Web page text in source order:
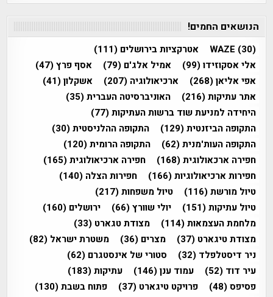
הנושאים החמים!
WAZE (30) אטרקציות בירושלים (111)
אלי אסקוזידו(99) אמיל אלג'ם (79) אסף פרץ(47)
אפי אליאן(268) ארכיאולוגיה (207) אשקלון(41)
אתר עתיקות(216) האוניברסיטה העברית(35)
היחידה למניעת שוד ברשות העתיקות(77)
התקופה הביזנטית(129) התקופה ההלניסטית(30)
התקופה העות'מנית(62) התקופה הרומית(120)
חפירה ארכאולוגית(168) חפירה ארכיאולוגית(165)
חפירות ארכיאולוגיות(166) חפירות הצלה (140)
טיול מורשת(116) טיול משפחות(217)
טיול עתיקות(151) יולי שוורץ(66) ירושלים (160)
מלחמת העצמאות(114) מצודת טגארט (33)
מצודת טיגארט (37) מצרים (36) משטרת ישראל (82)
ניר דיסטלפלד (32) סטורי של אינסטגרם (62)
עיר דוד (52) עמוד ענן(146) עתיקות(183)
פסיפס(48) פרויקט טיגארט (37) פתוח בשבת(130)